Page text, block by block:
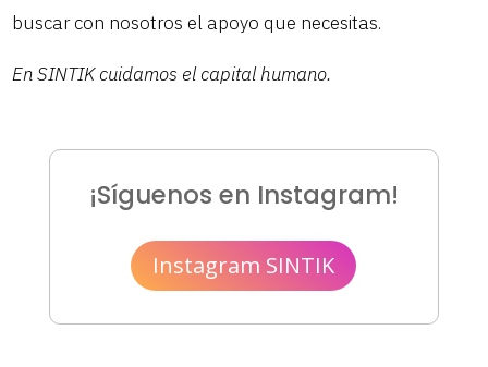
buscar con nosotros el apoyo que necesitas.
En SINTIK cuidamos el capital humano.
¡Síguenos en Instagram!
Instagram SINTIK